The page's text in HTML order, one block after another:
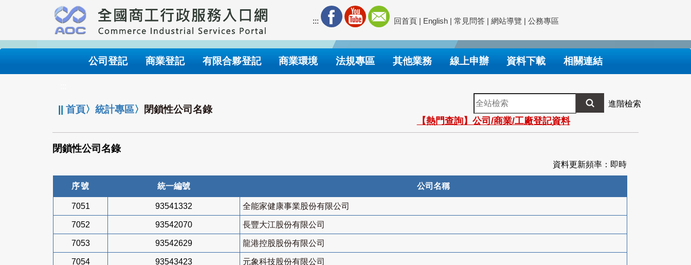
要
內
::: 回首頁 | English | 常見問答 | 網站導覽 | 公務專區
公司登記 商業登記 有限合夥登記 商業環境 法規專區 其他業務 線上申辦 資料下載 相關連結
||首頁〉統計專區〉 閉鎖性公司名錄
全
站
檢
索
進階檢索
【熱門查詢】公司/商業/工廠登記資料
閉鎖性公司名錄
資料更新頻率：即時
序號 統一編號 公司名稱
7051 93541332 全能家健康事業股份有限公司
7052 93542070 長豐大江股份有限公司
7053 93542629 龍港控股股份有限公司
7054 93543423 元象科技股份有限公司